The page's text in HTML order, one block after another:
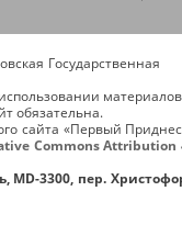
Государственная
обязательна.
сайта «Первый
Commons Attribution
MD-3300, пер.